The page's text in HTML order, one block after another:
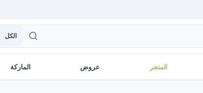
الكل
المتجر عروض الماركة